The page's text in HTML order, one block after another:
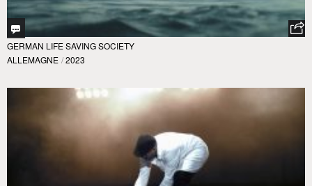
GERMAN LIFE SAVING SOCIETY
ALLEMAGNE / 2023